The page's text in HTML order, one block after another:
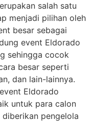
salah satu
menjadi pilihan oleh
besar sebagai
event Eldorado
sehingga cocok
besar seperti
dan lain-lainnya.
Eldorado
untuk para calon
pengelola